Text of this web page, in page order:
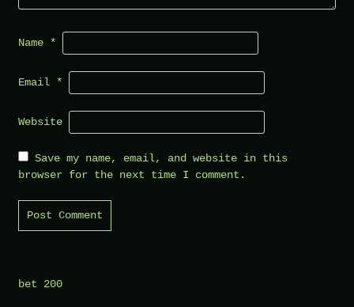
Name *
Email *
Website
Save my name, email, and website in this
browser for the next time I comment.
bet 200